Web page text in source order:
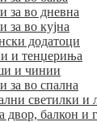
за во дневна
за во кујна
додатоци
и тенџериња
и чинии
за во спална
светилки и
двор, балкон и